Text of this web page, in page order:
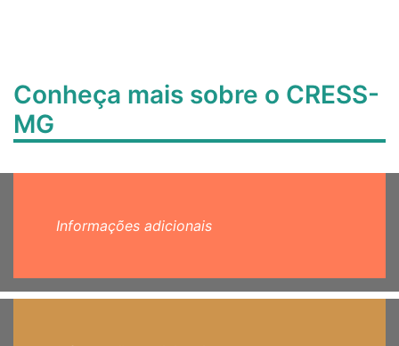
Conheça mais sobre o CRESS-
MG
Informações adicionais